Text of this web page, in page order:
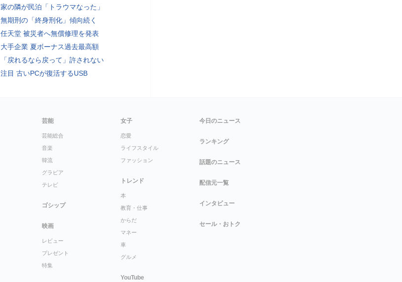
家の隣が民泊「トラウマなった」
無期刑の「終身刑化」傾向続く
任天堂 被災者へ無償修理を発表
大手企業 夏ボーナス過去最高額
「戻れるなら戻って」許されない
注目 古いPCが復活するUSB
芸能
芸能総合
音楽
韓流
グラビア
テレビ
ゴシップ
映画
レビュー
プレゼント
特集
女子
恋愛
ライフスタイル
ファッション
トレンド
本
教育・仕事
からだ
マネー
車
グルメ
YouTube
今日のニュース
ランキング
話題のニュース
配信元一覧
インタビュー
セール・おトク